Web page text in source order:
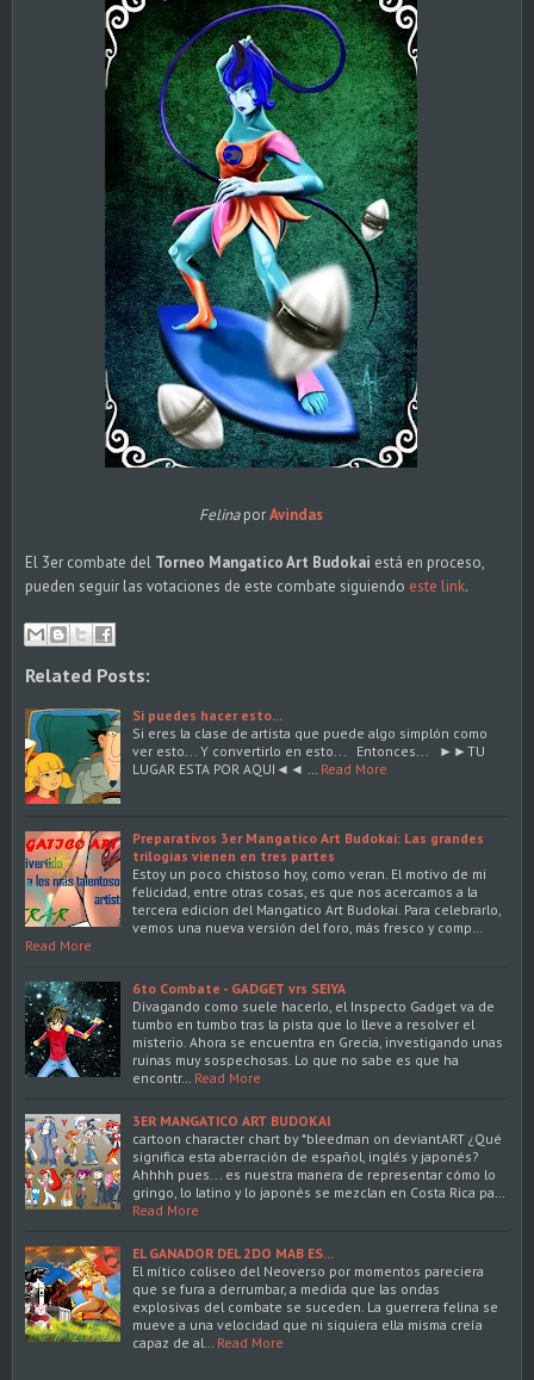
FelinaporAvindas
El 3er combate del Torneo Mangatico Art Budokai está en proceso,
pueden seguir las votaciones de este combate siguiendo este link.
Related Posts:
Si puedes hacer esto...
Si eres la clase de artista que puede algo simplón como
ver esto... Y convertirlo en esto... Entonces... ►►TU
LUGAR ESTA POR AQUI◄◄ …
Read More
Preparativos 3er Mangatico Art Budokai: Las grandes
trilogias vienen en tres partes
Estoy un poco chistoso hoy, como veran. El motivo de mi
felicidad, entre otras cosas, es que nos acercamos a la
tercera edicion del Mangatico Art Budokai. Para celebrarlo,
vemos una nueva versión del foro, más fresco y comp…
Read More
6to Combate - GADGET vrs SEIYA
Divagando como suele hacerlo, el Inspecto Gadget va de
tumbo en tumbo tras la pista que lo lleve a resolver el
misterio. Ahora se encuentra en Grecia, investigando unas
ruinas muy sospechosas. Lo que no sabe es que ha
encontr…
Read More
3ER MANGATICO ART BUDOKAI
cartoon character chart by *bleedman on deviantART ¿Qué
significa esta aberración de español, inglés y japonés?
Ahhhh pues... es nuestra manera de representar cómo lo
gringo, lo latino y lo japonés se mezclan en Costa Rica pa…
Read More
EL GANADOR DEL 2DO MAB ES...
El mítico coliseo del Neoverso por momentos pareciera
que se fura a derrumbar, a medida que las ondas
explosivas del combate se suceden. La guerrera felina se
mueve a una velocidad que ni siquiera ella misma creía
capaz de al…
Read More